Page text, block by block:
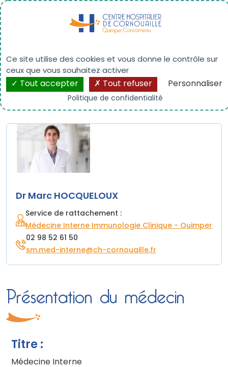
Dr Marc HOCQUELOUX
Dr Marc HOCQUELOUX
Service de rattachement :
Médecine Interne Immunologie Clinique - Quimper
02 98 52 61 50
sm.med-interne@ch-cornouaille.fr
Présentation du médecin
Titre :
Médecine Interne
Panneau de gestion des cookies
Ce site utilise des cookies et vous donne le contrôle sur
ceux que vous souhaitez activer
Tout accepter Tout refuser Personnaliser
Politique de confidentialité